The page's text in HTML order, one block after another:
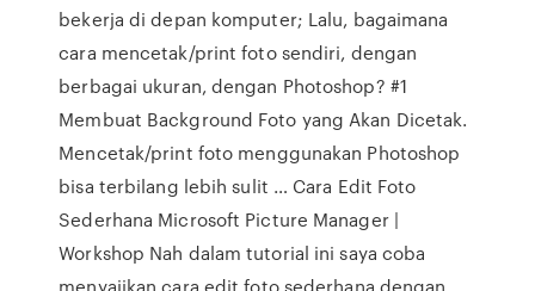
bekerja di depan komputer; Lalu, bagaimana
cara mencetak/print foto sendiri, dengan
berbagai ukuran, dengan Photoshop? #1
Membuat Background Foto yang Akan Dicetak.
Mencetak/print foto menggunakan Photoshop
bisa terbilang lebih sulit … Cara Edit Foto
Sederhana Microsoft Picture Manager |
Workshop Nah dalam tutorial ini saya coba
menyajikan cara edit foto sederhana dengan